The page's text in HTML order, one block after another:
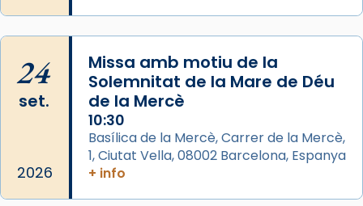
📸 Dr. G. Simón
Photo
View on Facebook ·
Arquebisbat de Barcelona
24
set.
2026
Missa amb motiu de la
Solemnitat de la Mare de Déu
de la Mercè
10:30
Basílica de la Mercè, Carrer de la Mercè,
1, Ciutat Vella, 08002 Barcelona, Espanya
+ info